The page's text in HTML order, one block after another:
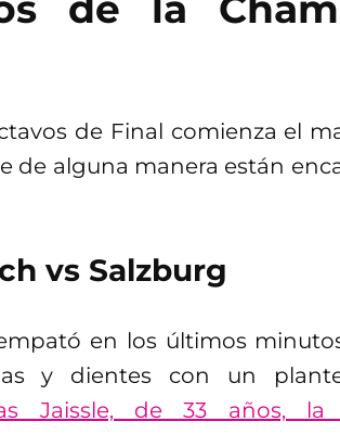
de Final comienza el
de alguna manera están
vs Salzburg
en los últimos
y dientes con un
Jaissle, de 33 años,